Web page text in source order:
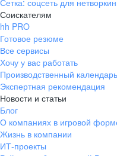
Сетка: соцсеть для
Соискателям
hh PRO
Готовое резюме
Все сервисы
Хочу у вас работать
Производственный календарь
Экспертная рекомендация
Новости и статьи
Блог
О компаниях в игровой
Жизнь в компании
ИТ-проекты